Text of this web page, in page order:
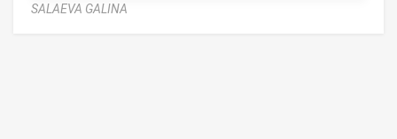
SALAEVA GALINA